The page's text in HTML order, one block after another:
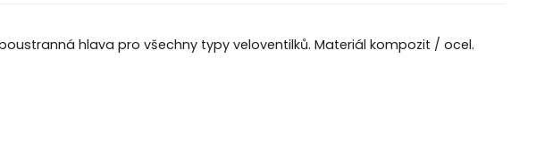
hlava pro všechny typy veloventilků. Materiál kompozit / ocel.